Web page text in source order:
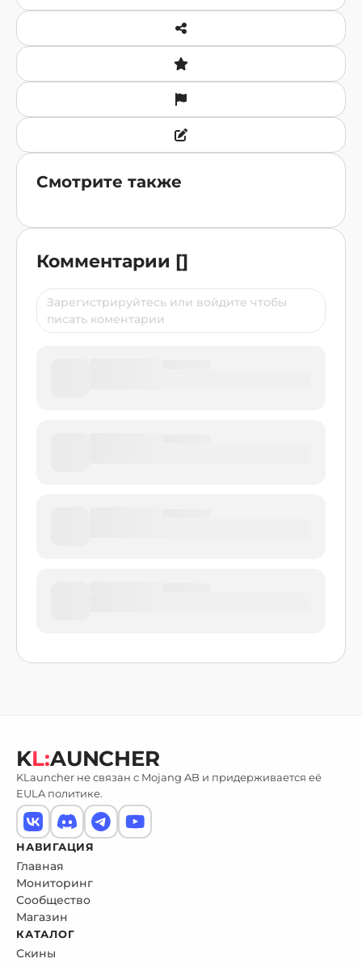
Смотрите также
Комментарии []
KL:AUNCHER
KLauncher не связан с Mojang AB и придерживается её
EULA политике.
НАВИГАЦИЯ
Главная
Мониторинг
Сообщество
Магазин
КАТАЛОГ
Скины